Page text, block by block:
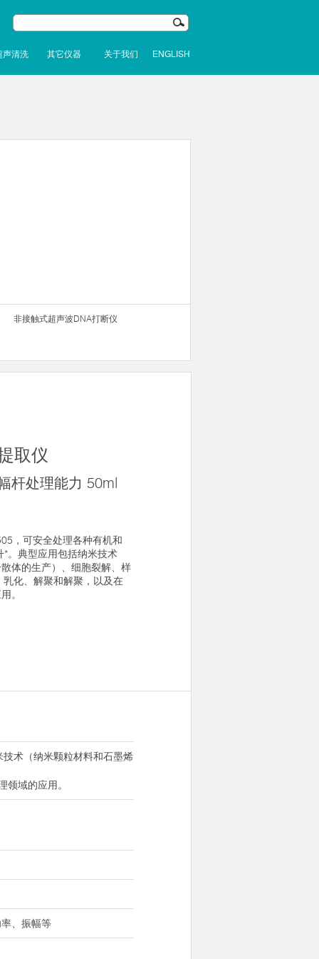
声清洗 其它仪器 关于我们 ENGLISH
非接触式超声波DNA打断仪
取仪
杆处理能力 50ml
，可安全处理各种有机和
。典型应用包括纳米技术
体的生产）、细胞裂解、样
化、解聚和解聚，以及在
。
术（纳米颗粒材料和石墨烯
域的应用。
、振幅等